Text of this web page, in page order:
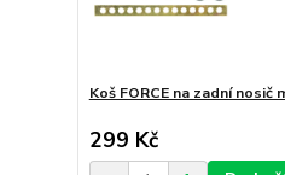
Koš FORCE na zadní nosič
299 Kč